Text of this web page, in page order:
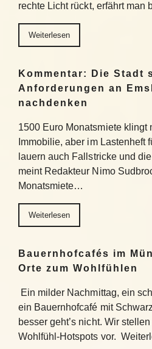
rechte Licht rückt, erfährt man
Weiterlesen
Kommentar: Die Stadt
Anforderungen an
nachdenken
1500 Euro Monatsmiete klingt
Immobilie, aber im Lastenheft
lauern auch Fallstricke und
meint Redakteur Nimo
Monatsmiete…
Weiterlesen
Bauernhofcafés im
Orte zum Wohlfühlen
Ein milder Nachmittag, ein
ein Bauernhofcafé mit
besser geht’s nicht. Wir
Wohlfühl-Hotspots vor.